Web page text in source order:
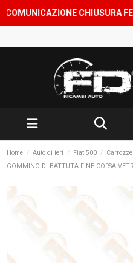
CHIUSURA
Home Auto di ieri Fiat 500
GOMMINO DI BATTUTA FINE CORSA